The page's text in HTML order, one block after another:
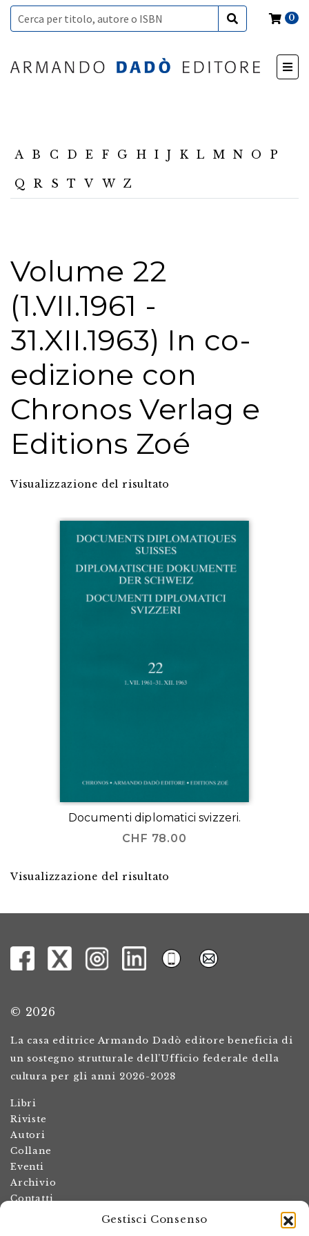
Gestisci Consenso
0
A B C D E F G H I J K L M N O P
Q R S T V W Z
Volume 22
(1.VII.1961 -
31.XII.1963) In co-
edizione con
Chronos Verlag e
Editions Zoé
Visualizzazione del risultato
Documenti diplomatici svizzeri.
CHF 78.00
Visualizzazione del risultato
© 2026
La casa editrice Armando Dadò editore beneficia di
un sostegno strutturale dell’Ufficio federale della
cultura per gli anni 2026-2028
Libri
Riviste
Autori
Collane
Eventi
Archivio
Contatti
Termini e condizioni